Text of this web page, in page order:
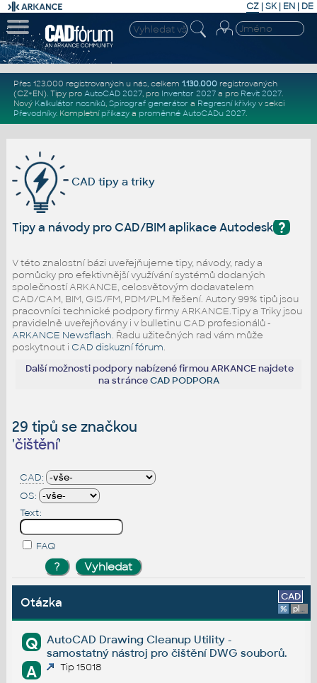
CZ | SK| EN | DE
Přes 123.000 registrovaných u nás, celkem 1.130.000registrovaných
(CZ+EN). Tipy pro AutoCAD 2027, pro Inventor 2027a pro Revit 2027.
Nový Kalkulátor nosníků, Spirograf generátor a Regresní křivkyv sekci
Převodníky. Kompletní příkazya proměnné AutoCADu 2027.
CAD tipy a triky
?
Tipy a návody pro CAD/BIM aplikace Autodesk
V této znalostní bázi uveřejňujeme tipy, návody, rady a
pomůcky pro efektivnější využívání systémů dodaných
společností ARKANCE, celosvětovým dodavatelem
CAD/CAM, BIM, GIS/FM, PDM/PLM řešení. Autory 99% tipů jsou
pracovníci technické podpory firmy ARKANCE.Tipy a Triky jsou
pravidelně uveřejňovány i v bulletinu CAD profesionálů -
ARKANCE Newsflash. Řadu užitečných rad vám může
poskytnout i CAD diskuzní fórum.
Další možnosti podpory nabízené firmou ARKANCE najdete
na stránceCAD PODPORA
29 tipů se značkou
'čištění'
CAD:
OS:
Text:
FAQ
Otázka CAD
% platforma
Q
AutoCAD Drawing Cleanup Utility -
samostatný nástroj pro čištění DWG souborů.
A Tip 15018